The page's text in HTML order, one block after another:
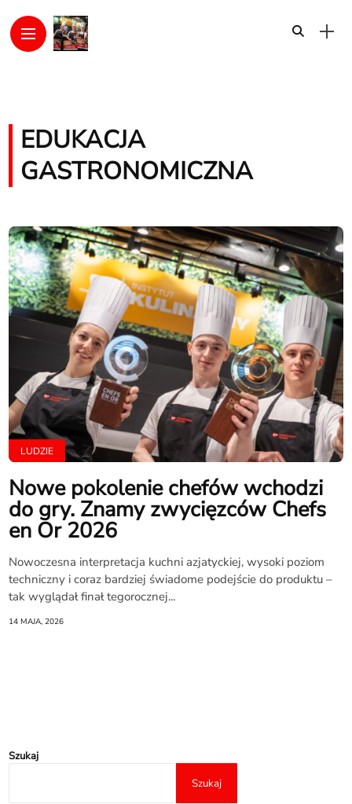
EDUKACJA
GASTRONOMICZNA
LUDZIE
Nowe pokolenie chefów wchodzi
do gry. Znamy zwycięzców Chefs
en Or 2026
Nowoczesna interpretacja kuchni azjatyckiej, wysoki poziom
techniczny i coraz bardziej świadome podejście do produktu –
tak wyglądał finał tegorocznej...
14 MAJA, 2026
Szukaj
Szukaj